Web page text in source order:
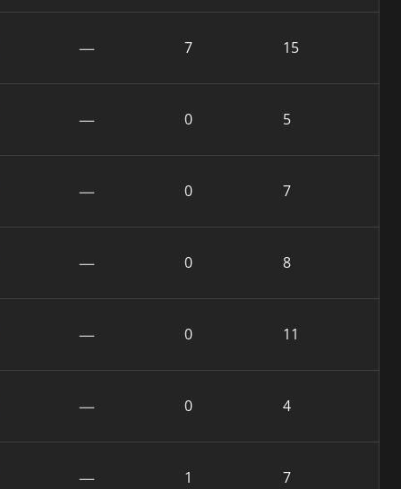
— 7 15
— 0 5
— 0 7
— 0 8
— 0 11
— 0 4
— 1 7